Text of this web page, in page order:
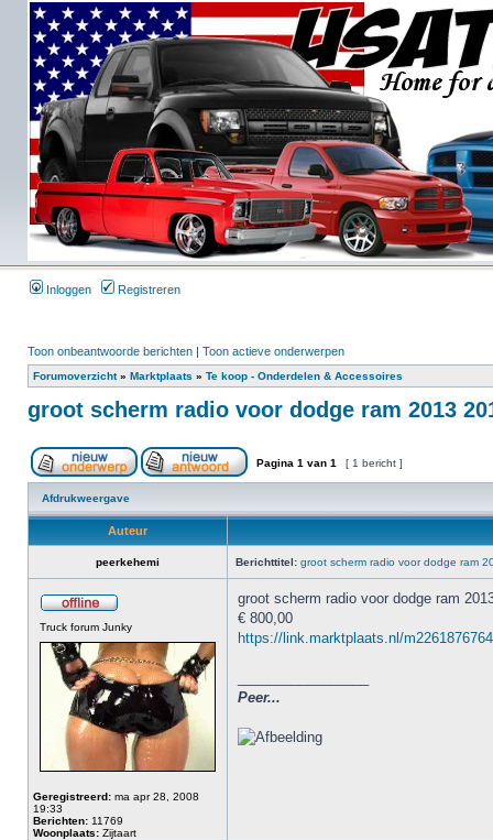
Inloggen Registreren
Toon onbeantwoorde berichten | Toon actieve onderwerpen
Forumoverzicht» Marktplaats » Te koop - Onderdelen & Accessoires
groot scherm radio voor dodge ram 2013
Pagina 1 van 1 [ 1 bericht ]
Afdrukweergave
Auteur
peerkehemi Berichttitel: groot scherm radio voor dodge ram
Truck forum Junky
Geregistreerd: ma apr 28, 2008
19:33
Berichten: 11769
Woonplaats: Zijtaart
groot scherm radio voor dodge ram
€ 800,00
https://link.marktplaats.nl/
Peer...